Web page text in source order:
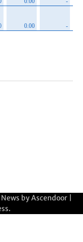
byAscendoor
.